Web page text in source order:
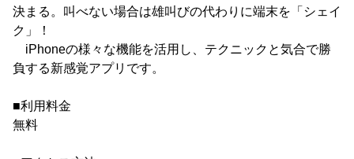
決まる。叫べない場合は雄叫びの代わりに端末を「シェイ
ク」！
iPhoneの様々な機能を活用し、テクニックと気合で勝
負する新感覚アプリです。
■利用料金
無料